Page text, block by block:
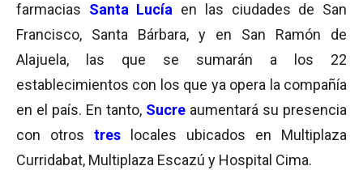
farmacias Santa Lucía en las ciudades de San
Francisco, Santa Bárbara, y en San Ramón de
Alajuela, las que se sumarán a los 22
establecimientos con los que ya opera la compañía
en el país. En tanto, Sucre aumentará su presencia
con otros tres
locales ubicados en Multiplaza
Curridabat, Multiplaza Escazú y Hospital Cima.